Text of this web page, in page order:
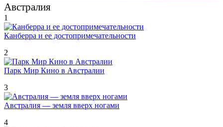
Австралия
1
Канберра и ее достопримечательности
2
Парк Мир Кино в Австралии
3
Австралия — земля вверх ногами
4